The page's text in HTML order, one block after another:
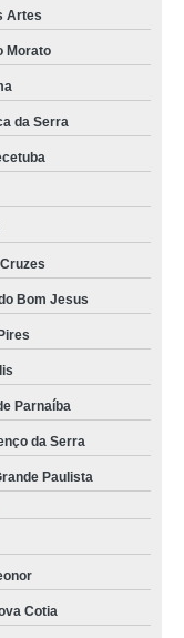
Artes
Morato
da Serra
Bom Jesus
Parnaíba
da Serra
Paulista
Cotia